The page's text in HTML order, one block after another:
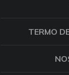
TERMO